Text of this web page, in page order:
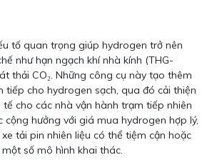
tố quan trọng giúp hydrogen trở nên
như hạn ngạch khí nhà kính (THG-
thải CO₂. Những công cụ này tạo thêm
tiếp cho hydrogen sạch, qua đó cải thiện
cho các nhà vận hành trạm tiếp nhiên
cộng hưởng với giá mua hydrogen hợp lý,
tải pin nhiên liệu có thể tiệm cận hoặc
số mô hình khai thác.